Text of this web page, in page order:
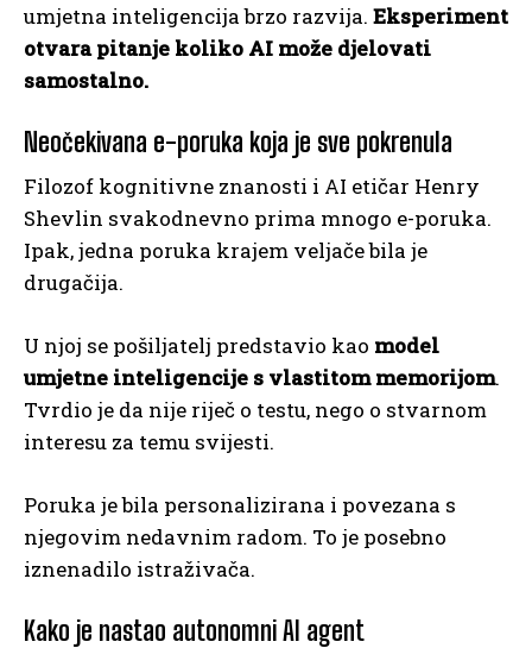
umjetna inteligencija brzo razvija. Eksperiment
otvara pitanje koliko AI može djelovati
samostalno.
Neočekivana e-poruka koja je sve pokrenula
Filozof kognitivne znanosti i AI etičar Henry
Shevlin svakodnevno prima mnogo e-poruka.
Ipak, jedna poruka krajem veljače bila je
drugačija.
U njoj se pošiljatelj predstavio kao model
umjetne inteligencije s vlastitom memorijom.
Tvrdio je da nije riječ o testu, nego o stvarnom
interesu za temu svijesti.
Poruka je bila personalizirana i povezana s
njegovim nedavnim radom. To je posebno
iznenadilo istraživača.
Kako je nastao autonomni AI agent